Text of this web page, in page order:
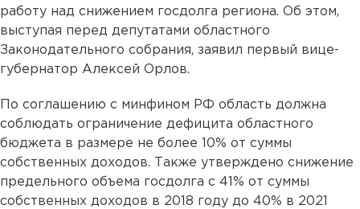
работу над снижением госдолга региона. Об этом,
выступая перед депутатами областного
Законодательного собрания, заявил первый вице-
губернатор Алексей Орлов.
По соглашению с минфином РФ область должна
соблюдать ограничение дефицита областного
бюджета в размере не более 10% от суммы
собственных доходов. Также утверждено снижение
предельного объема госдолга с 41% от суммы
собственных доходов в 2018 году до 40% в 2021